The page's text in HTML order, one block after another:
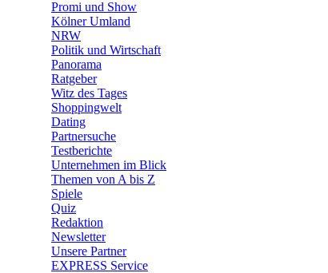
Promi und Show
Kölner Umland
NRW
Politik und Wirtschaft
Panorama
Ratgeber
Witz des Tages
Shoppingwelt
Dating
Partnersuche
Testberichte
Unternehmen im Blick
Themen von A bis Z
Spiele
Quiz
Redaktion
Newsletter
Unsere Partner
EXPRESS Service